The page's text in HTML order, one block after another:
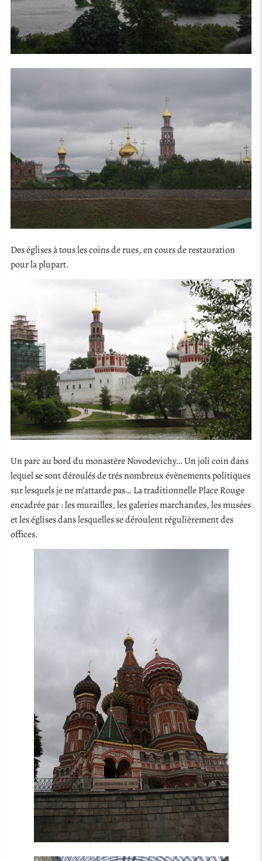
Des églises à tous les coins de rues, en cours de restauration
pour la plupart.
Un parc au bord du monastère Novodevichy… Un joli coin dans
lequel se sont déroulés de trés nombreux évènements politiques
sur lesquels je ne m’attarde pas… La traditionnelle Place Rouge
encadrée par : les murailles, les galeries marchandes, les musées
et les églises dans lesquelles se déroulent régulièrement des
offices.